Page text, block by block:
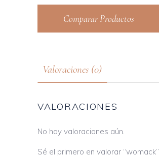
Comparar Productos
Valoraciones (0)
VALORACIONES
No hay valoraciones aún.
Sé el primero en valorar “womack”